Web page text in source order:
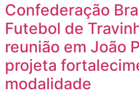
Confederação
Futebol de
reunião em João
projeta
modalidade